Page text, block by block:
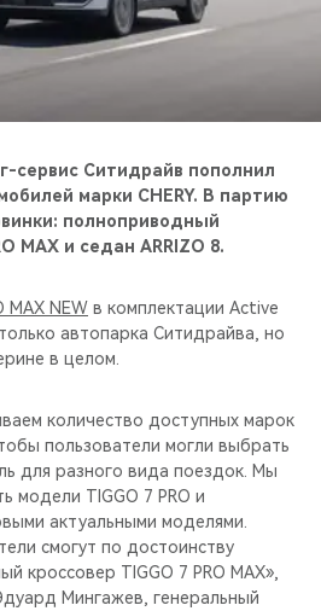
сервис Ситидрайв пополнил
марки CHERY. В партию
полноприводный
MAX и седан ARRIZO 8.
MAX NEW в комплектации Active
автопарка Ситидрайва, но
в целом.
количество доступных марок
пользователи могли выбрать
для разного вида поездок. Мы
модели TIGGO 7 PRO и
актуальными моделями.
смогут по достоинству
кроссовер TIGGO 7 PRO MAX»,
Мингажев, генеральный